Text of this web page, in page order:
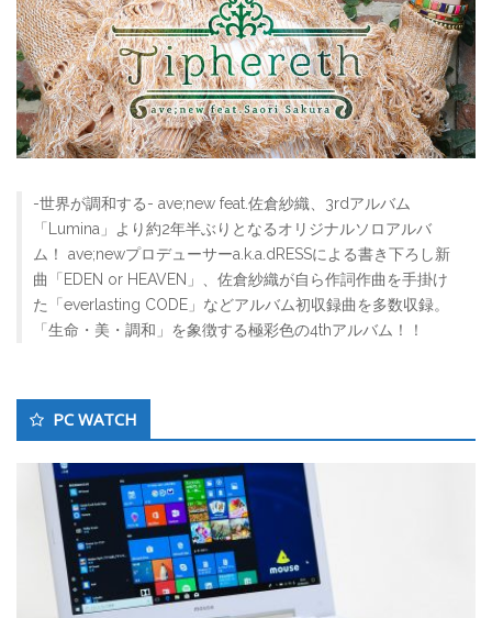
-世界が調和する- ave;new feat.佐倉紗織、3rdアルバム
「Lumina」より約2年半ぶりとなるオリジナルソロアルバ
ム！ ave;newプロデューサーa.k.a.dRESSによる書き下ろし新
曲「EDEN or HEAVEN」、佐倉紗織が自ら作詞作曲を手掛け
た「everlasting CODE」などアルバム初収録曲を多数収録。
「生命・美・調和」を象徴する極彩色の4thアルバム！！
PC WATCH